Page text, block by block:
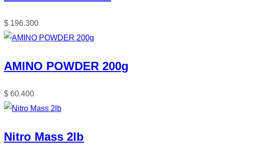
$ 196.300
AMINO POWDER 200g
$ 60.400
Nitro Mass 2lb